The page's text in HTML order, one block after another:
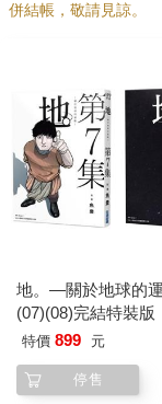
併結帳，敬請見諒。
地。—關於地球的
(07)(08)完結特裝版
特價 899 元
停售